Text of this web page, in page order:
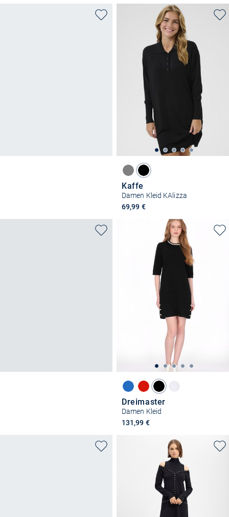
Kaffe
Damen Kleid KAlizza
69,99 €
Dreimaster
Damen Kleid
131,99 €